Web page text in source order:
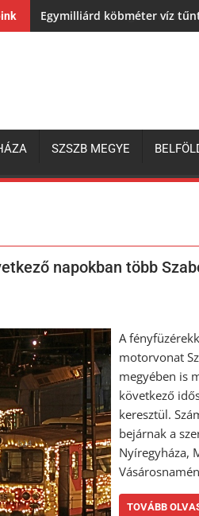
Egymilliárd köbméter víz
SZSZB MEGYE
napokban több
A
motorvonat
megyében is
következő
keresztül.
bejárnak a
Nyíregyháza,
TOVÁBB